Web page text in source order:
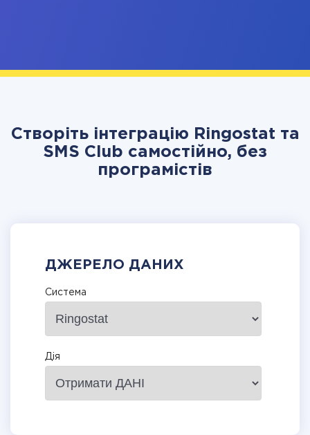
Створіть інтеграцію Ringostat та
SMS Club самостійно, без
програмістів
ДЖЕРЕЛО ДАНИХ
Система
Дія